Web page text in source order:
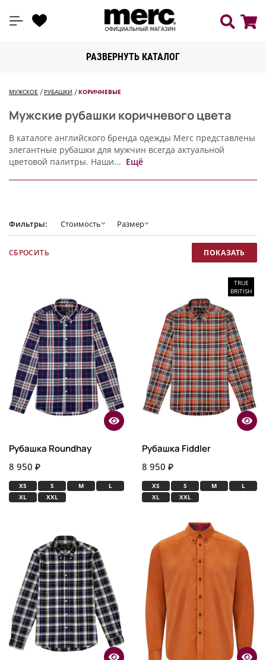
РАЗВЕРНУТЬ КАТАЛОГ
МУЖСКОЕ РУБАШКИ КОРИЧНЕВЫЕ
Мужские рубашки коричневого цвета
В каталоге английского бренда одежды Merc представлены
элегантные рубашки для мужчин всегда актуальной
цветовой палитры. Наши... Ещё
Фильтры: Стоимость Размер
Рубашка Roundhay
8 950 ₽
XS S M
L
XL
XXL
TRUE
BRITISH
Рубашка Fiddler
8 950 ₽
XS S M
L
XL
XXL